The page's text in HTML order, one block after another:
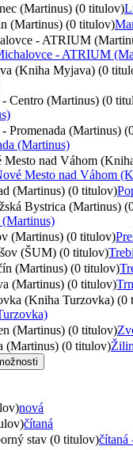
(Martinus) (0 titulov)
(Martinus) (0 titulov)
- ATRIUM
- ATRIUM
(Kniha Myjava) (0
Centro (Martinus) (0
Promenada (Martinus)
(Martinus)
Mesto nad Váhom
Mesto nad Váhom
(Martinus) (0 titulov)
Bystrica (Martinus)
(Martinus) (0 titulov)
(ŠUM) (0 titulov)
(Martinus) (0 titulov)
(Martinus) (0 titulov)
(Kniha Turzovka) (0
(Martinus) (0 titulov)
(Martinus) (0 titulov)
nová
čítaná
stav (0 titulov)čítaná